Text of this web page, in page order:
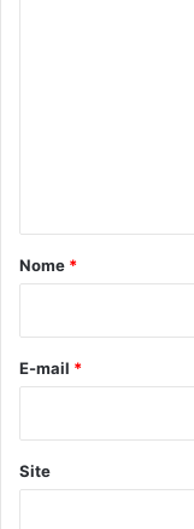
r
*
Nome *
E-mail *
Site